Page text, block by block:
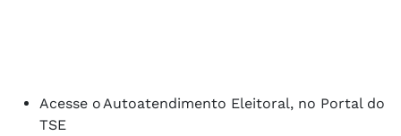
Acesse o Autoatendimento Eleitoral, no Portal do
TSE